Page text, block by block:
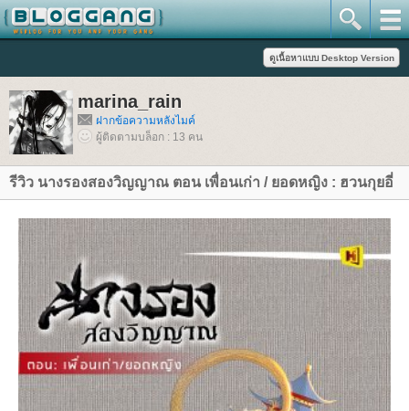
marina_rain
ฝากข้อความหลังไมค์
ผู้ติดตามบล็อก : 13 คน
รีวิว นางรองสองวิญญาณ ตอน เพื่อนเก่า / ยอดหญิง : ฮวนกุยอี่